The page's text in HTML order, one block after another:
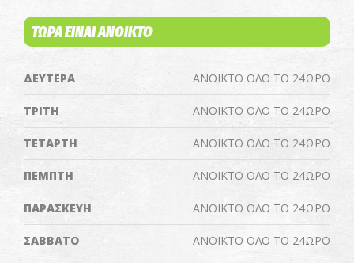
ΤΩΡΑ ΕΙΝΑΙ ΑΝΟΙΚΤΟ
ΔΕΥΤΕΡΑ ΑΝΟΙΚΤΟ ΟΛΟ ΤΟ 24ΩΡΟ
ΤΡΙΤΗ ΑΝΟΙΚΤΟ ΟΛΟ ΤΟ 24ΩΡΟ
ΤΕΤΑΡΤΗ ΑΝΟΙΚΤΟ ΟΛΟ ΤΟ 24ΩΡΟ
ΠΕΜΠΤΗ ΑΝΟΙΚΤΟ ΟΛΟ ΤΟ 24ΩΡΟ
ΠΑΡΑΣΚΕΥΗ ΑΝΟΙΚΤΟ ΟΛΟ ΤΟ 24ΩΡΟ
ΣΑΒΒΑΤΟ ΑΝΟΙΚΤΟ ΟΛΟ ΤΟ 24ΩΡΟ